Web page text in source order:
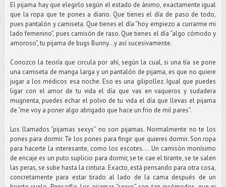
El pijama hay que elegirlo según el estado de ánimo, exactamente igual
que la ropa que te pones a diario. Que tienes el día de paso de todo,
pues pantalón y camiseta. Que tienes el día “hoy empiezo a currarme mi
lado femenino”, pues camisón de raso. Que tienes el día “algo cómodo y
amoroso”, tu pijama de bugs Bunny…y así sucesivamente.
Conozco la teoría que circula por ahí, según la cual, si una tía se pone
una camiseta de manga larga y un pantalón de pijama, es que no quiere
jugar a los médicos esa noche. Eso es una gilipollez. Igual que puedes
ligar con el amor de tu vida el día que vas en vaqueros y sudadera
mugrienta, puedes echar el polvo de tu vida el día que llevas el pijama
de “me voy a poner algo abrigado que hace un frio de mil pares”.
Los llamados “pijamas sexys” no son pijamas. Normalmente no te los
pones para dormir. Te los pones para fingir que quieres dormir. Son ropa
para hacerte la interesante, como los escotes…. Un camisón monísimo
de encaje es un puto suplicio para dormir, se te cae el tirante, se te salen
las peras, se sube hasta la cintura. Exacto, está pensando para otra cosa,
concretamente para estar tirado al lado de la cama después de un